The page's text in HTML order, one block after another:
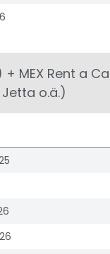
+ MEX Rent a
Jetta o.ä.)